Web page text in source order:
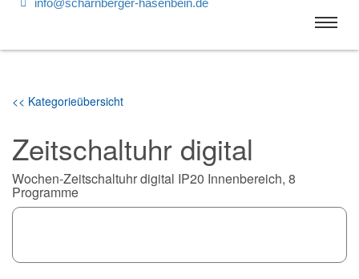
info@scharnberger-hasenbein.de
<< Kategorieübersicht
Zeitschaltuhr digital
Wochen-Zeitschaltuhr digital IP20 Innenbereich, 8
Programme